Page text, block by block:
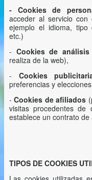
- Cookies de
acceder al servicio con
ejemplo el idioma, tipo
etc.)
- Cookies de análisis
realiza de la web),
- Cookies
preferencias y
-Cookies de afiliados
visitas procedentes
establece un contrato de
TIPOS DE COOKIES